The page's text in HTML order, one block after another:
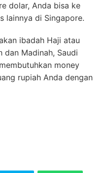
dolar, Anda bisa ke
lainnya di Singapore.
ibadah Haji atau
dan Madinah, Saudi
money
rupiah Anda dengan